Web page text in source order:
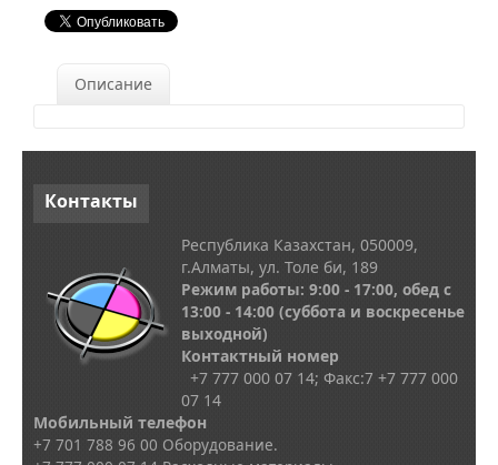
Описание
Контакты
Республика Казахстан, 050009,
г.Алматы, ул. Толе би, 189
Режим работы: 9:00 - 17:00, обед с
13:00 - 14:00 (суббота и воскресенье
выходной)
Контактный номер
+7 777 000 07 14; Факс:7 +7 777 000
07 14
Мобильный телефон
+7 701 788 96 00 Оборудование.